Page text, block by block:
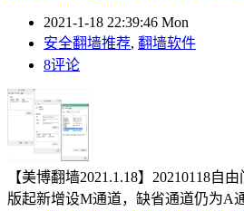
2021-1-18 22:39:46 Mon
安全翻墙推荐, 翻墙软件
8评论
【美博翻墙2021.1.18】20210118
版起新增设M通道，缺省通道仍为A